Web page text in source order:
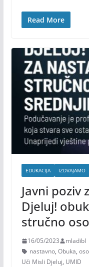
Read More
EDUKACIJA IZDVAJAMO
Javni poziv
Djeluj!
stručno
16/05/2023
mladibl
nastavno, Obuka,
Uči Misli Djeluj, UMID